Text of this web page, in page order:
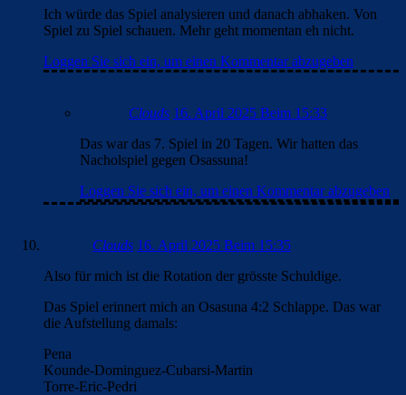
Ich würde das Spiel analysieren und danach abhaken. Von
Spiel zu Spiel schauen. Mehr geht momentan eh nicht.
Loggen Sie sich ein, um einen Kommentar abzugeben
Clouds 16. April 2025 Beim 15:33
Das war das 7. Spiel in 20 Tagen. Wir hatten das
Nacholspiel gegen Osassuna!
Loggen Sie sich ein, um einen Kommentar abzugeben
Clouds 16. April 2025 Beim 15:35
Also für mich ist die Rotation der grösste Schuldige.
Das Spiel erinnert mich an Osasuna 4:2 Schlappe. Das war
die Aufstellung damals:
Pena
Kounde-Dominguez-Cubarsi-Martin
Torre-Eric-Pedri